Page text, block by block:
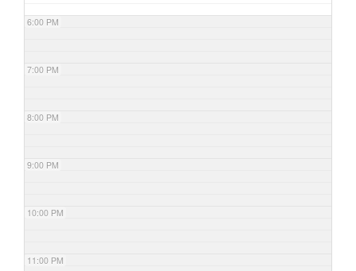
6:00 PM
7:00 PM
8:00 PM
9:00 PM
10:00 PM
11:00 PM